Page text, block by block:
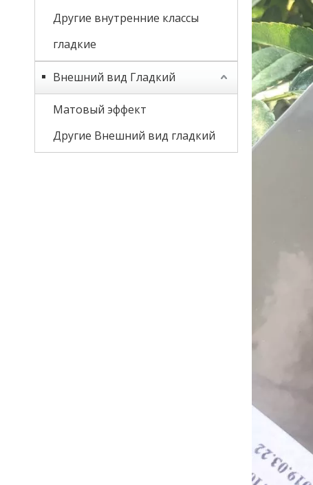
Другие внутренние классы
гладкие
Внешний вид Гладкий
Матовый эффект
Другие Внешний вид гладкий